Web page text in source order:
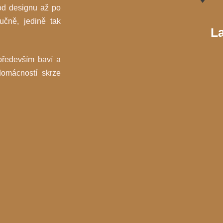
designu až po
jedině tak
baví a
skrze